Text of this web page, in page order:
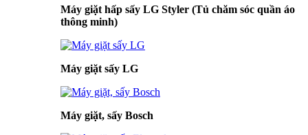
Máy giặt hấp sấy LG Styler (Tủ chăm sóc quần áo
thông minh)
Máy giặt sấy LG
Máy giặt, sấy Bosch